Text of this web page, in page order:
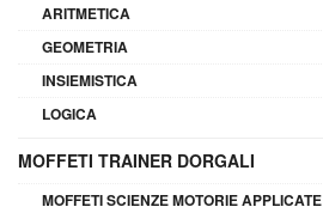
ARITMETICA
GEOMETRIA
INSIEMISTICA
LOGICA
MOFFETI TRAINER DORGALI
MOFFETI SCIENZE MOTORIE APPLICATE